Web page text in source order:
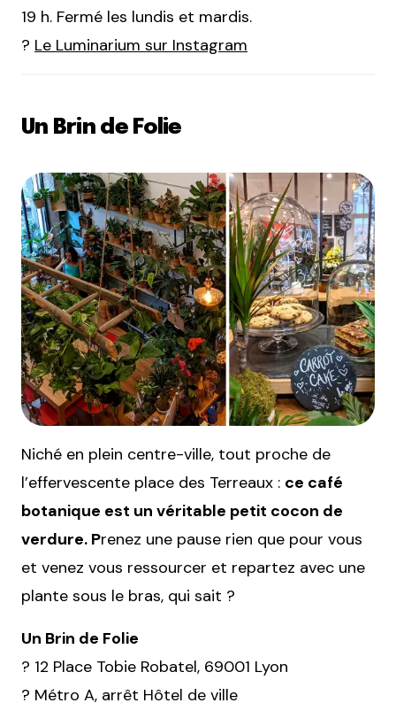
19 h. Fermé les lundis et mardis.
? Le Luminarium sur Instagram
Un Brin de Folie
Niché en plein centre-ville, tout proche de
l’effervescente place des Terreaux : ce café
botanique est un véritable petit cocon de
verdure. Prenez une pause rien que pour vous
et venez vous ressourcer et repartez avec une
plante sous le bras, qui sait ?
Un Brin de Folie
? 12 Place Tobie Robatel, 69001 Lyon
? Métro A, arrêt Hôtel de ville